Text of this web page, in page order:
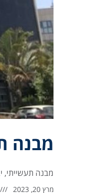
מבנה
מבנה תעשייתי, יבנה
מרץ 20, 2023